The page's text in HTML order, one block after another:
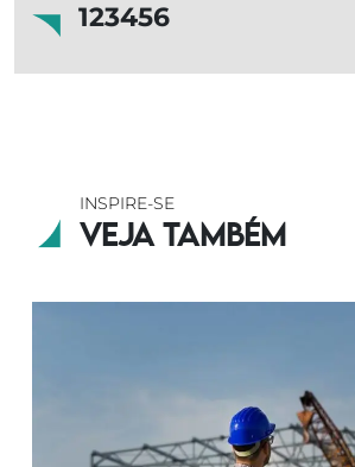
123456
INSPIRE-SE
Veja também